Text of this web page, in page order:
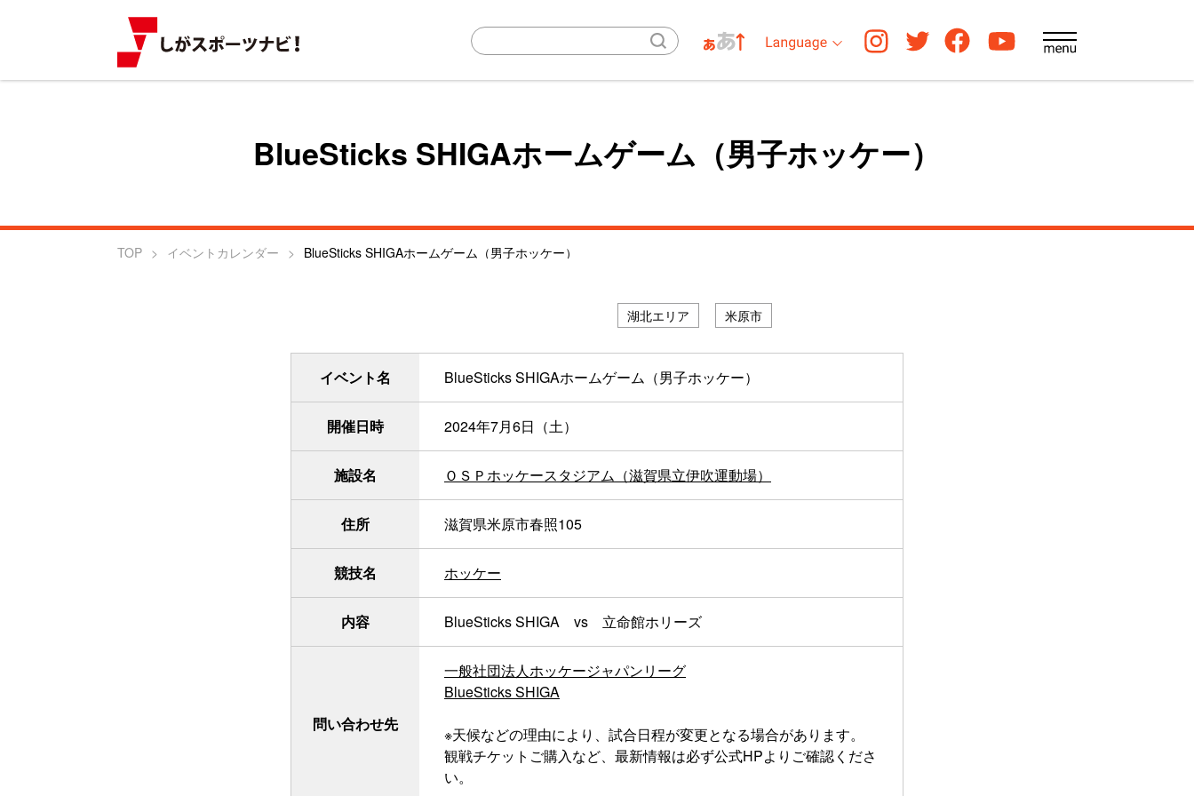
BlueSticks SHIGAホームゲーム（男子ホッケー）
TOP イベントカレンダー BlueSticks SHIGAホームゲーム（男子ホッケー）
湖北エリア 米原市
イベント名 BlueSticks SHIGAホームゲーム（男子ホッケー）
開催日時 2024年7月6日（土）
施設名 ＯＳＰホッケースタジアム（滋賀県立伊吹運動場）
住所 滋賀県米原市春照105
競技名 ホッケー
内容 BlueSticks SHIGA vs 立命館ホリーズ
問い合わせ先
一般社団法人ホッケージャパンリーグ
BlueSticks SHIGA
※天候などの理由により、試合日程が変更となる場合があります。
観戦チケットご購入など、最新情報は必ず公式HPよりご確認くださ
い。